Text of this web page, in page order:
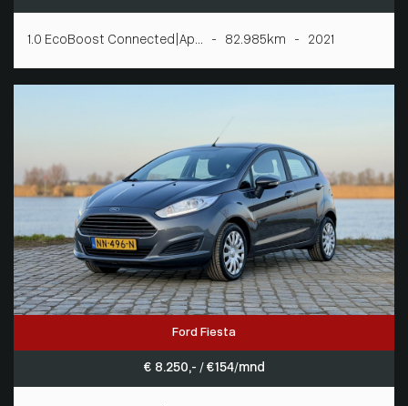
1.0 EcoBoost Connected|Ap... - 82.985km - 2021
Ford Fiesta
€ 8.250,- / € 154/mnd